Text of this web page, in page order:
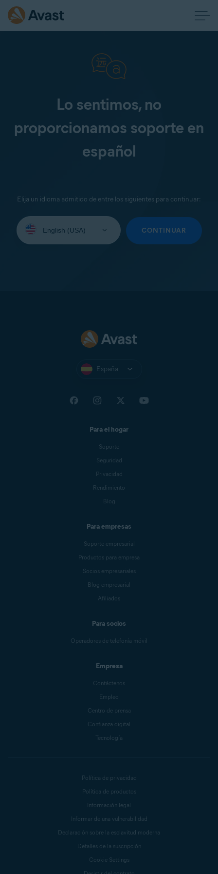
Lo sentimos, no
proporcionamos soporte en
español
Elija un idioma admitido de entre los siguientes para continuar:
su
CONTINUAR
España
Para el hogar
Soporte
Seguridad
Privacidad
Rendimiento
Blog
Para empresas
Soporte empresarial
Productos para empresa
Socios empresariales
Blog empresarial
Afiliados
Para socios
Operadores de telefonía móvil
Empresa
Contáctenos
Empleo
Centro de prensa
Confianza digital
Tecnología
Política de privacidad
Política de productos
Información legal
Informar de una vulnerabilidad
Declaración sobre la esclavitud moderna
Detalles de la suscripción
Cookie Settings